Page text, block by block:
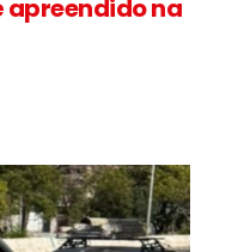
apreendido na